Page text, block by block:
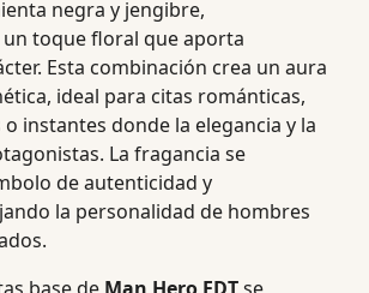
negra y jengibre,
toque floral que aporta
Esta combinación crea un aura
ideal para citas románticas,
instantes donde la elegancia y la
La fragancia se
de autenticidad y
la personalidad de hombres